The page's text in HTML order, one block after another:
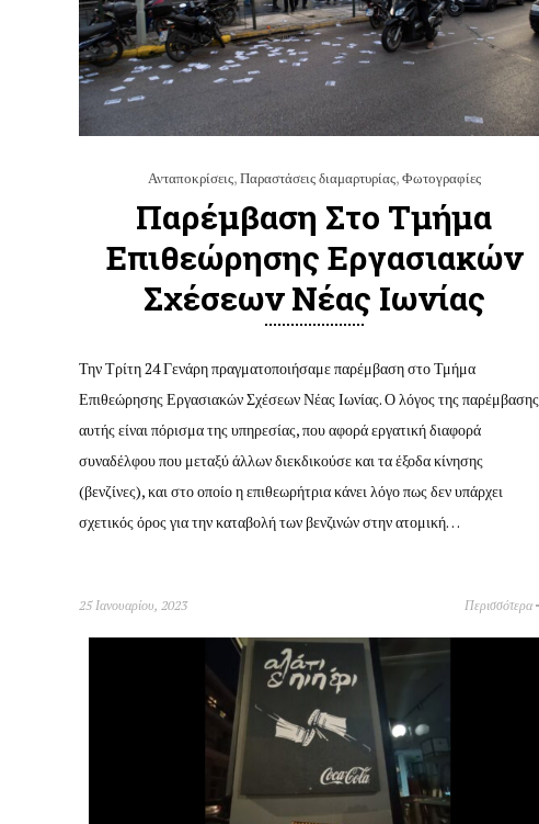
Ανταποκρίσεις,Παραστάσεις διαμαρτυρίας,Φωτογραφίες
Παρέμβαση Στο Τμήμα
Επιθεώρησης Εργασιακών
Σχέσεων Νέας Ιωνίας
Την Τρίτη 24 Γενάρη πραγματοποιήσαμε παρέμβαση στο Τμήμα
Επιθεώρησης Εργασιακών Σχέσεων Νέας Ιωνίας. Ο λόγος της παρέμβασης
αυτής είναι πόρισμα της υπηρεσίας, που αφορά εργατική διαφορά
συναδέλφου που μεταξύ άλλων διεκδικούσε και τα έξοδα κίνησης
(βενζίνες), και στο οποίο η επιθεωρήτρια κάνει λόγο πως δεν υπάρχει
σχετικός όρος για την καταβολή των βενζινών στην ατομική…
25 Ιανουαρίου, 2023 Περισσότερα